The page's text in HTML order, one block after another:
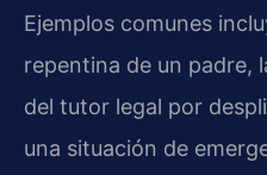
Ejemplos comunes
repentina de un padre,
del tutor legal por
una situación de